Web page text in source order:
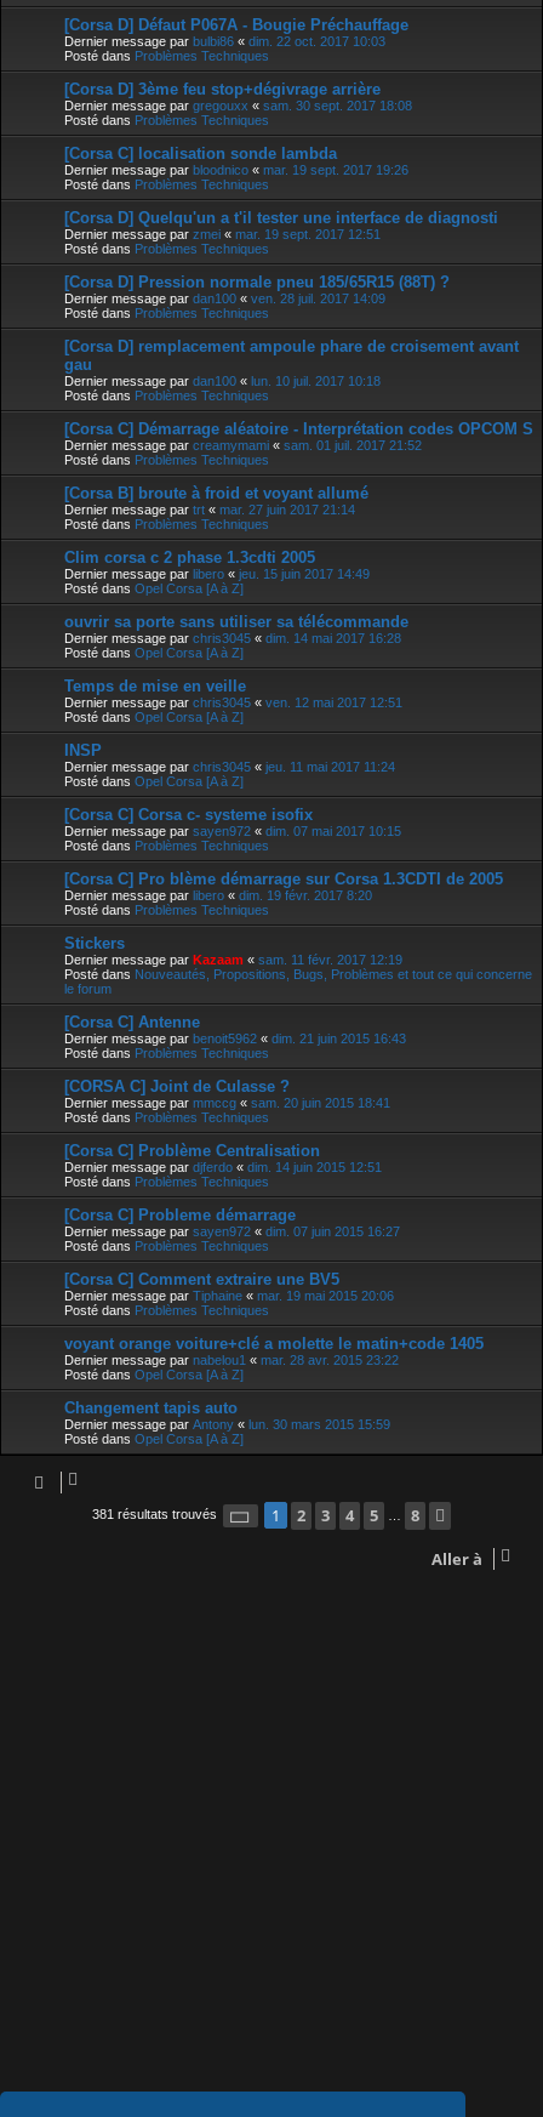
[Corsa D] Défaut P067A - Bougie Préchauffage
Dernier message par bulbi86 « dim. 22 oct. 2017 10:03
Posté dans Problèmes Techniques
[Corsa D] 3ème feu stop+dégivrage arrière
Dernier message par gregouxx « sam. 30 sept. 2017 18:08
Posté dans Problèmes Techniques
[Corsa C] localisation sonde lambda
Dernier message par bloodnico « mar. 19 sept. 2017 19:26
Posté dans Problèmes Techniques
[Corsa D] Quelqu'un a t'il tester une interface de diagnosti
Dernier message par zmei « mar. 19 sept. 2017 12:51
Posté dans Problèmes Techniques
[Corsa D] Pression normale pneu 185/65R15 (88T) ?
Dernier message par dan100 « ven. 28 juil. 2017 14:09
Posté dans Problèmes Techniques
[Corsa D] remplacement ampoule phare de croisement avant
gau
Dernier message par dan100 « lun. 10 juil. 2017 10:18
Posté dans Problèmes Techniques
[Corsa C] Démarrage aléatoire - Interprétation codes OPCOM S
Dernier message par creamymami « sam. 01 juil. 2017 21:52
Posté dans Problèmes Techniques
[Corsa B] broute à froid et voyant allumé
Dernier message par trt « mar. 27 juin 2017 21:14
Posté dans Problèmes Techniques
Clim corsa c 2 phase 1.3cdti 2005
Dernier message par libero « jeu. 15 juin 2017 14:49
Posté dans Opel Corsa [A à Z]
ouvrir sa porte sans utiliser sa télécommande
Dernier message par chris3045 « dim. 14 mai 2017 16:28
Posté dans Opel Corsa [A à Z]
Temps de mise en veille
Dernier message par chris3045 « ven. 12 mai 2017 12:51
Posté dans Opel Corsa [A à Z]
INSP
Dernier message par chris3045 « jeu. 11 mai 2017 11:24
Posté dans Opel Corsa [A à Z]
[Corsa C] Corsa c- systeme isofix
Dernier message par sayen972 « dim. 07 mai 2017 10:15
Posté dans Problèmes Techniques
[Corsa C] Pro blème démarrage sur Corsa 1.3CDTI de 2005
Dernier message par libero « dim. 19 févr. 2017 8:20
Posté dans Problèmes Techniques
Stickers
Dernier message par Kazaam « sam. 11 févr. 2017 12:19
Posté dans Nouveautés, Propositions, Bugs, Problèmes et tout ce qui concerne
le forum
[Corsa C] Antenne
Dernier message par benoit5962 « dim. 21 juin 2015 16:43
Posté dans Problèmes Techniques
[CORSA C] Joint de Culasse ?
Dernier message par mmccg « sam. 20 juin 2015 18:41
Posté dans Problèmes Techniques
[Corsa C] Problème Centralisation
Dernier message par djferdo « dim. 14 juin 2015 12:51
Posté dans Problèmes Techniques
[Corsa C] Probleme démarrage
Dernier message par sayen972 « dim. 07 juin 2015 16:27
Posté dans Problèmes Techniques
[Corsa C] Comment extraire une BV5
Dernier message par Tiphaine « mar. 19 mai 2015 20:06
Posté dans Problèmes Techniques
voyant orange voiture+clé a molette le matin+code 1405
Dernier message par nabelou1 « mar. 28 avr. 2015 23:22
Posté dans Opel Corsa [A à Z]
Changement tapis auto
Dernier message par Antony « lun. 30 mars 2015 15:59
Posté dans Opel Corsa [A à Z]
381 résultats trouvés Page 1sur
1 2 3 4 5 8
Aller à